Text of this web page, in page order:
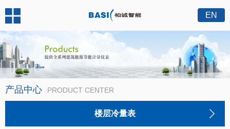
EN
产品中心 PRODUCT CENTER
楼层冷量表